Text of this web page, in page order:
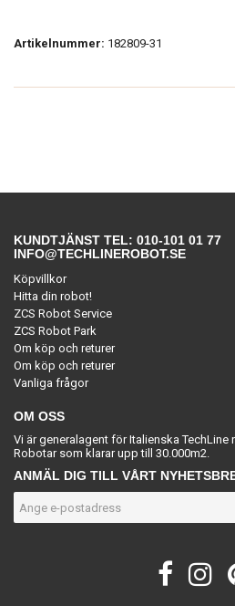
Artikelnummer: 182809-31
KUNDTJÄNST TEL: 010-101 01 77
INFO@TECHLINEROBOT.SE
Köpvillkor
Hitta din robot!
ZCS Robot Service
ZCS Robot Park
Om köp och returer
Om köp och returer
Vanliga frågor
OM OSS
Vi är generalagent för Italienska
Robotar som klarar upp till 30.000m2.
ANMÄL DIG TILL VÅRT